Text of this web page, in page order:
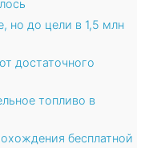
но до цели в 1,5 млн
достаточного
топливо в
бесплатной